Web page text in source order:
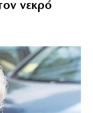
νεκρό